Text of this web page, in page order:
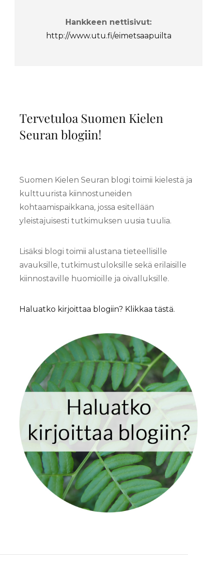
Hankkeen nettisivut:
http://www.utu.fi/eimetsaapuilta
Tervetuloa Suomen Kielen
Seuran blogiin!
Suomen Kielen Seuran blogi toimii kielestä ja
kulttuurista kiinnostuneiden
kohtaamispaikkana, jossa esitellään
yleistajuisesti tutkimuksen uusia tuulia.
Lisäksi blogi toimii alustana tieteellisille
avauksille, tutkimustuloksille sekä erilaisille
kiinnostaville huomioille ja oivalluksille.
Haluatko kirjoittaa blogiin? Klikkaa tästä.